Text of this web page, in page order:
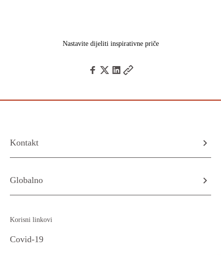
Nastavite dijeliti inspirativne priče
Kontakt
Globalno
Korisni linkovi
Covid-19